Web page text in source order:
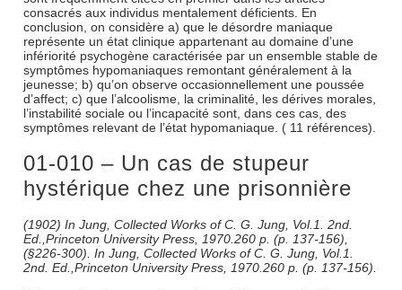
consacrés aux individus mentalement déficients. En
conclusion, on considère a) que le désordre maniaque
représente un état clinique appartenant au domaine d’une
infériorité psychogène caractérisée par un ensemble stable de
symptômes hypomaniaques remontant généralement à la
jeunesse; b) qu’on observe occasionnellement une poussée
d’affect; c) que l’alcoolisme, la criminalité, les dérives morales,
l’instabilité sociale ou l’incapacité sont, dans ces cas, des
symptômes relevant de l’état hypomaniaque. ( 11 références).
01-010 – Un cas de stupeur
hystérique chez une prisonnière
(1902) In Jung, Collected Works of C. G. Jung, Vol.1. 2nd.
Ed.,Princeton University Press, 1970.260 p. (p. 137-156),
(§226-300). In Jung, Collected Works of C. G. Jung, Vol.1.
2nd. Ed.,Princeton University Press, 1970.260 p. (p. 137-156).